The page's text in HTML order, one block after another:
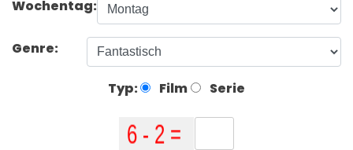
Wochentag:
Genre:
Typ: Film Serie